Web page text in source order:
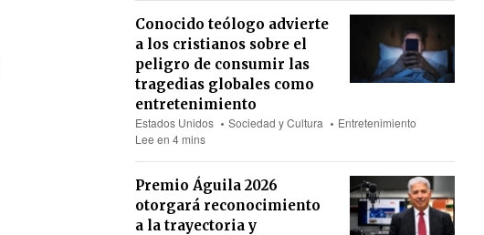
Conocido teólogo advierte
a los cristianos sobre el
peligro de consumir las
tragedias globales como
entretenimiento
Estados Unidos Sociedad y Cultura
Entretenimiento
Lee en 4 mins
Premio Águila 2026
otorgará reconocimiento
a la trayectoria y